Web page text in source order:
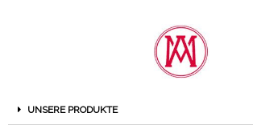
UNSERE PRODUKTE